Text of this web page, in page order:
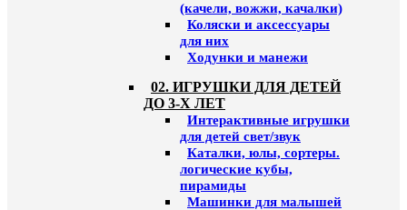
(качели, вожжи, качалки)
Коляски и аксессуары
для них
Ходунки и манежи
02. ИГРУШКИ ДЛЯ ДЕТЕЙ
ДО 3-Х ЛЕТ
Интерактивные игрушки
для детей свет/звук
Каталки, юлы, сортеры.
логические кубы,
пирамиды
Машинки для малышей